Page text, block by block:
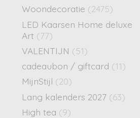
Woondecoratie (2475)
LED Kaarsen Home deluxe
Art (77)
VALENTIJN (51)
cadeaubon / giftcard (11)
MijnStijl (20)
Lang kalenders 2027 (63)
High tea (9)